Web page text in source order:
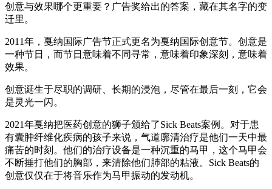
创意与效果哪个更重要？广告奖给出的答案，藏在其名字的变
迁里。
2011年，戛纳国际广告节正式更名为戛纳国际创意节。创意是
一种节日，而节日意味着不同寻常，意味着印象深刻，意味着
效果。
创意诞生于尽职的调研、长期的浸泡，尽管在最后一刻，它会
是灵光一闪。
2021年戛纳把医药创意的狮子颁给了Sick Beats案例。对于患
有囊肿纤维化疾病的孩子来说，气道廓清治疗是他们一天中最
痛苦的时刻。他们的治疗设备是一种沉重的马甲，这个马甲会
不断捶打他们的胸部，来清除他们肺部的粘液。Sick Beats的
创意仅仅在于将音乐作为马甲振动的发动机。